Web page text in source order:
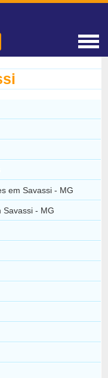
em Savassi - MG
Savassi - MG